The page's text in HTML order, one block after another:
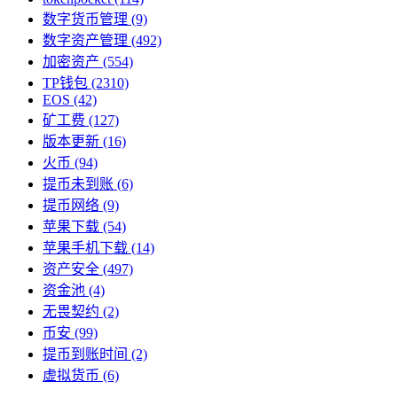
数字货币管理 (9)
数字资产管理 (492)
加密资产 (554)
TP钱包 (2310)
EOS (42)
矿工费 (127)
版本更新 (16)
火币 (94)
提币未到账 (6)
提币网络 (9)
苹果下载 (54)
苹果手机下载 (14)
资产安全 (497)
资金池 (4)
无畏契约 (2)
币安 (99)
提币到账时间 (2)
虚拟货币 (6)